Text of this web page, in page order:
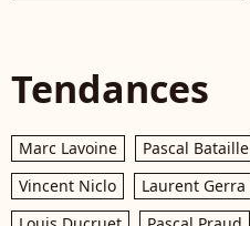
Tendances
Marc Lavoine Pascal Bataille
Vincent Niclo
Laurent Gerra